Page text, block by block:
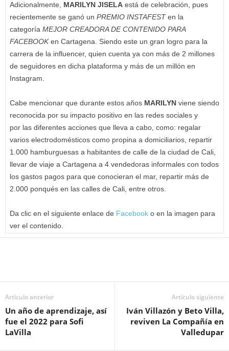
Adicionalmente, MARILYN JISELA está de celebración, pues
recientemente se ganó un PREMIO INSTAFESTen la
categoría MEJOR CREADORA DE CONTENIDO PARA
FACEBOOKen Cartagena. Siendo este un gran logro para la
carrera de la influencer, quien cuenta ya con más de 2 millones
de seguidores en dicha plataforma y más de un millón en
Instagram.
Cabe mencionar que durante estos años MARILYN viene siendo
reconocida por su impacto positivo en las redes sociales y
por las diferentes acciones que lleva a cabo, como: regalar
varios electrodomésticos como propina a domiciliarios, repartir
1.000 hamburguesas a habitantes de calle de la ciudad de Cali,
llevar de viaje a Cartagena a 4 vendedoras informales con todos
los gastos pagos para que conocieran el mar, repartir más de
2.000 ponqués en las calles de Cali, entre otros.
Da clic en el siguiente enlace de Facebook o en la imagen para
ver el contenido.
Artículo anterior
Un año de aprendizaje, así
fue el 2022 para Sofi
LaVilla
Artículo siguiente
Iván Villazón y Beto Villa,
reviven La Compañía en
Valledupar